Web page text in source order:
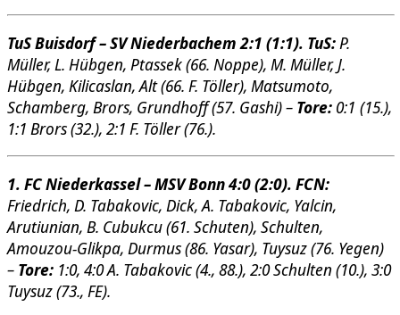
TuS Buisdorf – SV Niederbachem 2:1 (1:1). TuS:P.
Müller, L. Hübgen, Ptassek (66. Noppe), M. Müller, J.
Hübgen, Kilicaslan, Alt (66. F. Töller), Matsumoto,
Schamberg, Brors, Grundhoff (57. Gashi) – Tore: 0:1 (15.),
1:1 Brors (32.), 2:1 F. Töller (76.).
1. FC Niederkassel – MSV Bonn 4:0 (2:0). FCN:
Friedrich, D. Tabakovic, Dick, A. Tabakovic, Yalcin,
Arutiunian, B. Cubukcu (61. Schuten), Schulten,
Amouzou-Glikpa, Durmus (86. Yasar), Tuysuz (76. Yegen)
– Tore: 1:0, 4:0 A. Tabakovic (4., 88.), 2:0 Schulten (10.), 3:0
Tuysuz (73., FE).